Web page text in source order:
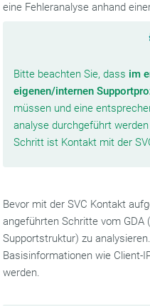
eine Fehleranalyse anhand
Bitte beachten Sie, dass im
eigenen/internen
müssen und eine
analyse durchgeführt
Schritt ist Kontakt mit der
Bevor mit der SVC Kontakt
angeführten Schritte vom
Supportstruktur) zu
Basisinformationen wie Client-
werden.